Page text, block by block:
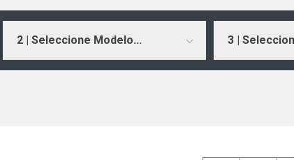
2 | Seleccione Modelo... 3 |